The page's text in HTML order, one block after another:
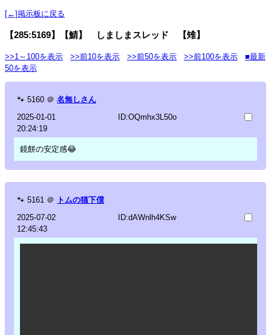
[←]掲示板に戻る
【285:5169】【鯖】 しましまスレッド 【雉】
>>1～100を表示 >>前10を表示 >>前50を表示 >>前100を表示
■最新
50を表示
🐾 5160 ＠ 名無しさん
2025-01-01
20:24:19
ID:OQmhx3L50o
鏡餅の安定感😂
🐾 5161 ＠ トムの猫下僕
2025-07-02
12:45:43
ID:dAWnlh4KSw